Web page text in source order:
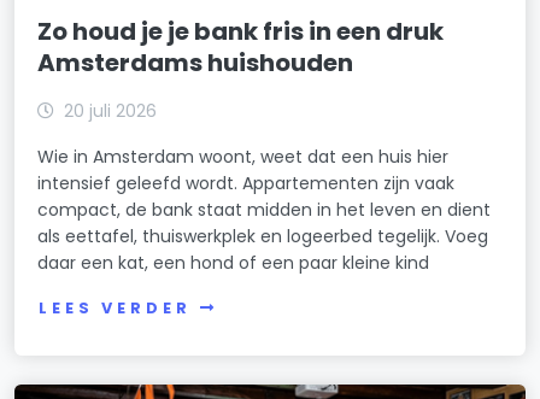
Zo houd je je bank fris in een druk
Amsterdams huishouden
20 juli 2026
Wie in Amsterdam woont, weet dat een huis hier
intensief geleefd wordt. Appartementen zijn vaak
compact, de bank staat midden in het leven en dient
als eettafel, thuiswerkplek en logeerbed tegelijk. Voeg
daar een kat, een hond of een paar kleine kind
LEES VERDER